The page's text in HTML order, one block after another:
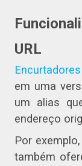
URL
em uma
um alias
endereço
Por exemplo,
também